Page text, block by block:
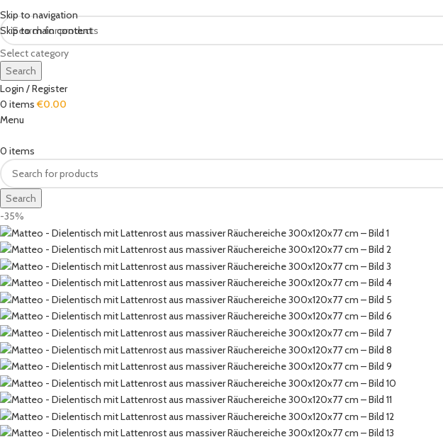
Skip to navigation
Skip to main content
Select category
Search
Login / Register
0 items €0.00
Menu
0 items
Search
-35%